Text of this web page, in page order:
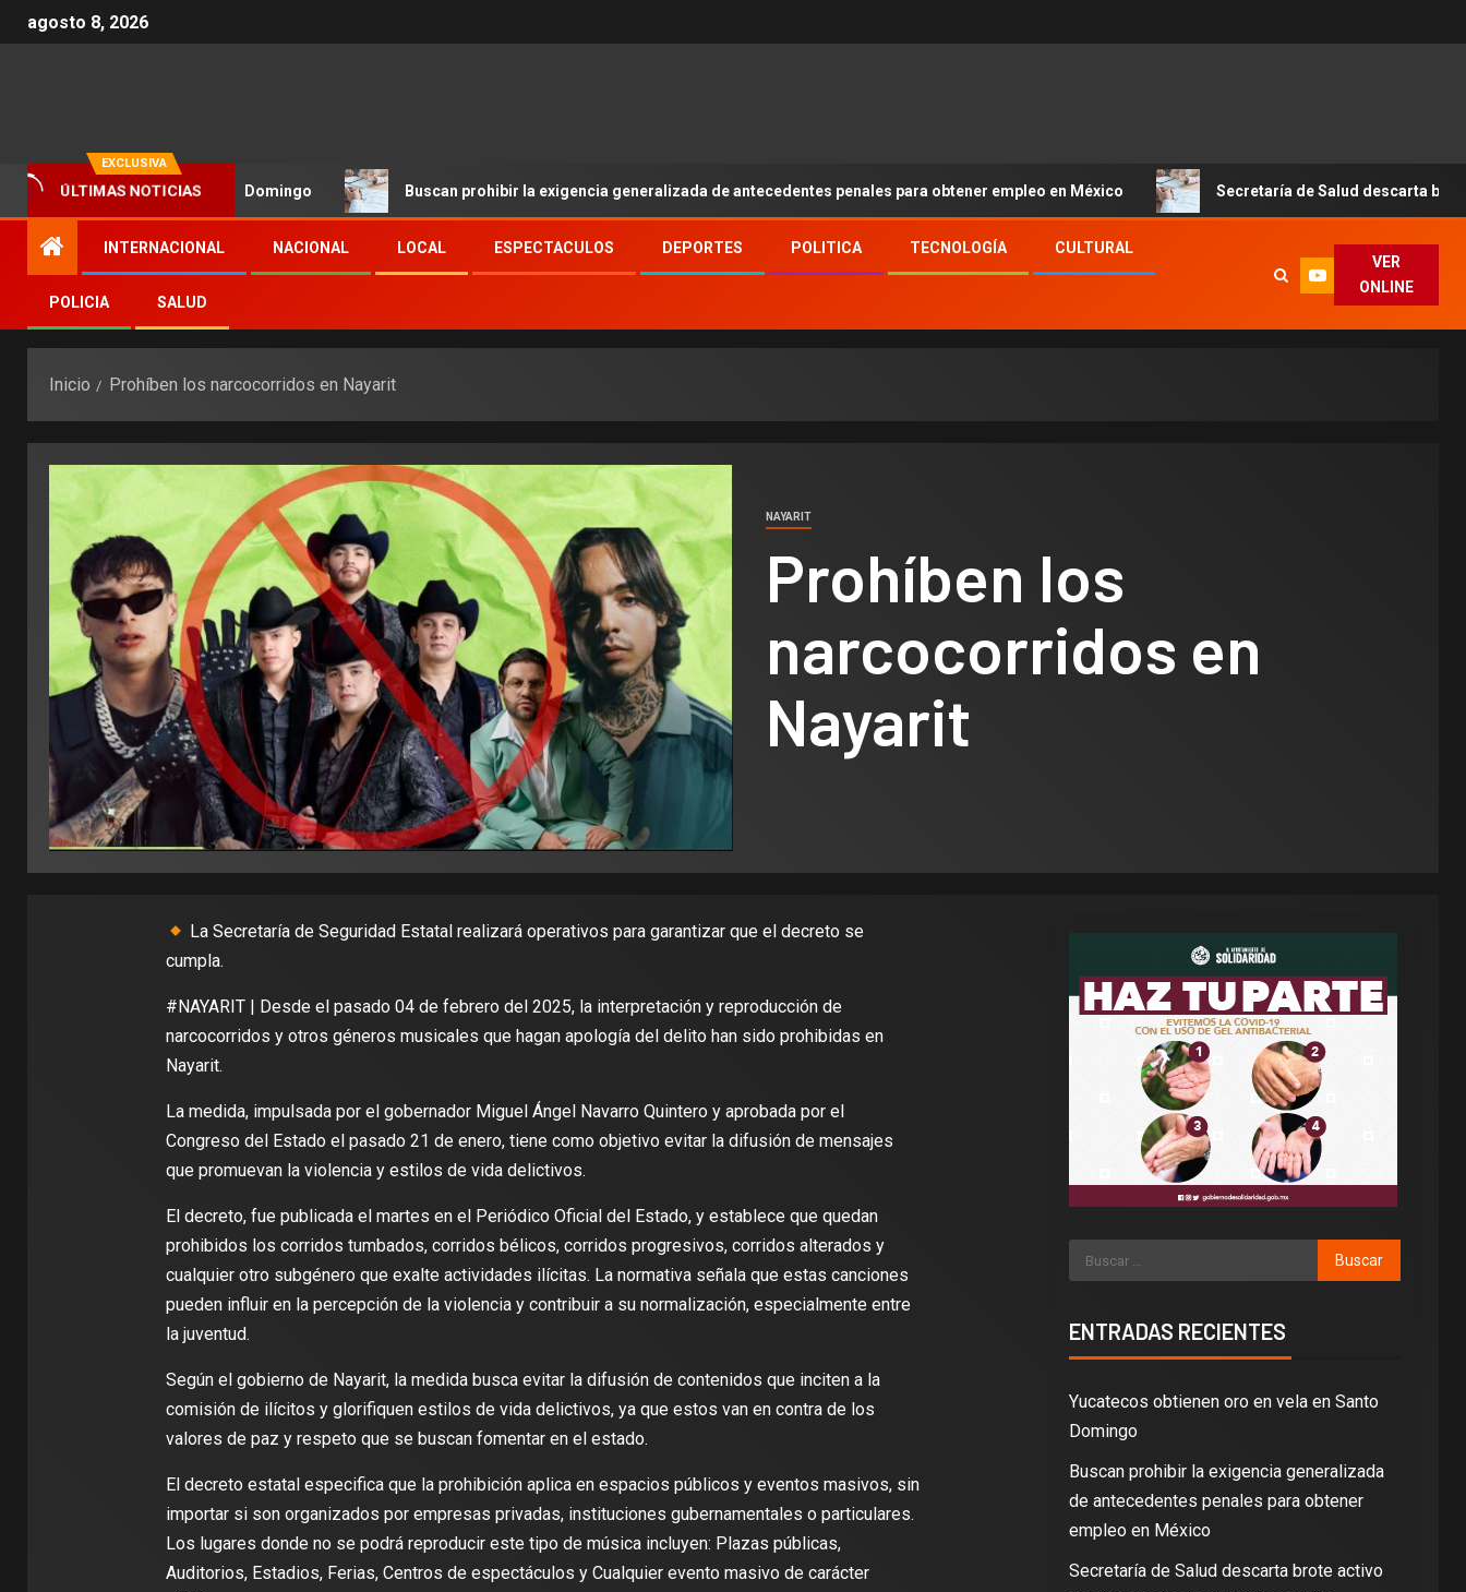
agosto 8, 2026
EXCLUSIVA
ÚLTIMAS NOTICIAS
en vela en Santo Domingo Buscan prohibir la exigencia generalizada de antecedentes penales para obtener empleo en México Secretaría de Salud descarta brote activo
INTERNACIONAL NACIONAL LOCAL ESPECTACULOS DEPORTES POLITICA TECNOLOGÍA CULTURAL
POLICIA SALUD
VER
ONLINE
Inicio Prohíben los narcocorridos en Nayarit
NAYARIT
Prohíben los
narcocorridos en
Nayarit
La Secretaría de Seguridad Estatal realizará operativos para garantizar que el decreto se
cumpla.
#NAYARIT | Desde el pasado 04 de febrero del 2025, la interpretación y reproducción de
narcocorridos y otros géneros musicales que hagan apología del delito han sido prohibidas en
Nayarit.
La medida, impulsada por el gobernador Miguel Ángel Navarro Quintero y aprobada por el
Congreso del Estado el pasado 21 de enero, tiene como objetivo evitar la difusión de mensajes
que promuevan la violencia y estilos de vida delictivos.
El decreto, fue publicada el martes en el Periódico Oficial del Estado, y establece que quedan
prohibidos los corridos tumbados, corridos bélicos, corridos progresivos, corridos alterados y
cualquier otro subgénero que exalte actividades ilícitas. La normativa señala que estas canciones
pueden influir en la percepción de la violencia y contribuir a su normalización, especialmente entre
la juventud.
Según el gobierno de Nayarit, la medida busca evitar la difusión de contenidos que inciten a la
comisión de ilícitos y glorifiquen estilos de vida delictivos, ya que estos van en contra de los
valores de paz y respeto que se buscan fomentar en el estado.
El decreto estatal especifica que la prohibición aplica en espacios públicos y eventos masivos, sin
importar si son organizados por empresas privadas, instituciones gubernamentales o particulares.
Los lugares donde no se podrá reproducir este tipo de música incluyen: Plazas públicas,
Auditorios, Estadios, Ferias, Centros de espectáculos y Cualquier evento masivo de carácter
ENTRADAS RECIENTES
Yucatecos obtienen oro en vela en Santo
Domingo
Buscan prohibir la exigencia generalizada
de antecedentes penales para obtener
empleo en México
Secretaría de Salud descarta brote activo